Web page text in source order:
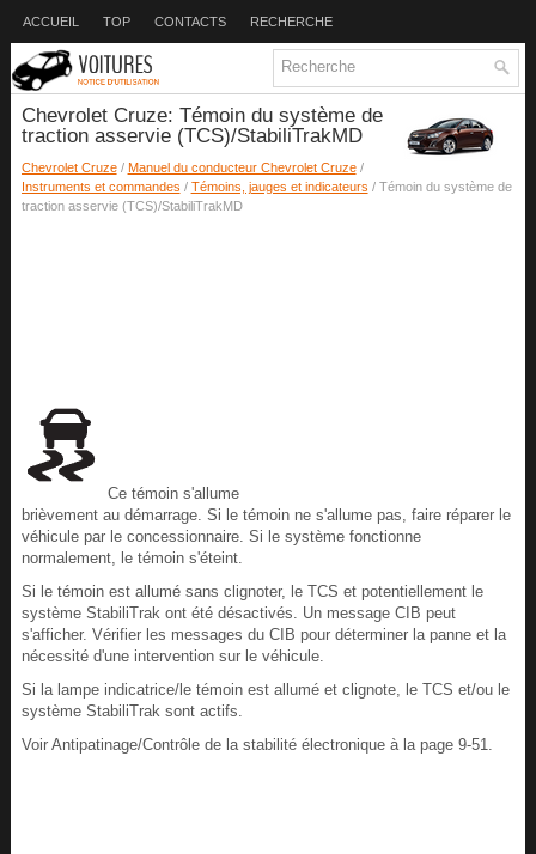
ACCUEIL TOP CONTACTS RECHERCHE
Chevrolet Cruze: Témoin du système de
traction asservie (TCS)/StabiliTrakMD
Chevrolet Cruze/ Manuel du conducteur Chevrolet Cruze/
Instruments et commandes / Témoins, jauges et indicateurs / Témoin du système de
traction asservie (TCS)/StabiliTrakMD
Ce témoin s'allume
brièvement au démarrage. Si le témoin ne s'allume pas, faire réparer le
véhicule par le concessionnaire. Si le système fonctionne
normalement, le témoin s'éteint.
Si le témoin est allumé sans clignoter, le TCS et potentiellement le
système StabiliTrak ont été désactivés. Un message CIB peut
s'afficher. Vérifier les messages du CIB pour déterminer la panne et la
nécessité d'une intervention sur le véhicule.
Si la lampe indicatrice/le témoin est allumé et clignote, le TCS et/ou le
système StabiliTrak sont actifs.
Voir Antipatinage/Contrôle de la stabilité électronique à la page 9-51.